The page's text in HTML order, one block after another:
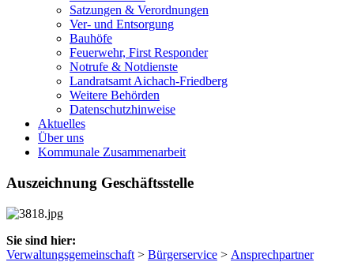
Satzungen & Verordnungen
Ver- und Entsorgung
Bauhöfe
Feuerwehr, First Responder
Notrufe & Notdienste
Landratsamt Aichach-Friedberg
Weitere Behörden
Datenschutzhinweise
Aktuelles
Über uns
Kommunale Zusammenarbeit
Auszeichnung Geschäftsstelle
Sie sind hier:
Verwaltungsgemeinschaft > Bürgerservice > Ansprechpartner